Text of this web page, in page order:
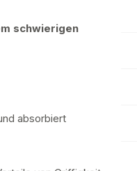
schwierigen
absorbiert